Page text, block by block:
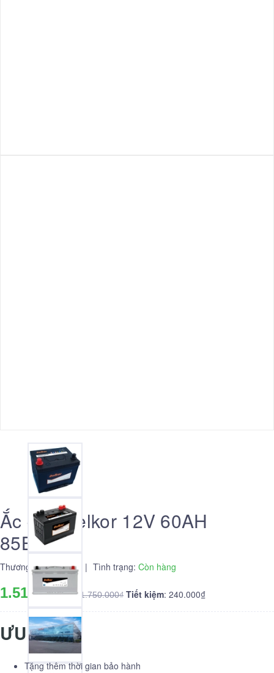
Ắc quy Delkor 12V 60AH
85BR60K
Thương hiệu:Delkor | Tình trạng: Còn hàng
1.510.000₫ 1.750.000₫ Tiết kiệm: 240.000₫
ƯU ĐÃI
Tặng thêm thời gian bảo hành